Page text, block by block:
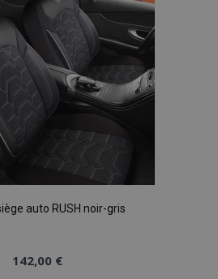
auto RUSH noir-gris
142,00 €